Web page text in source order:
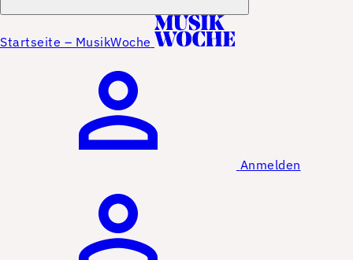
Startseite – MusikWoche
Anmelden